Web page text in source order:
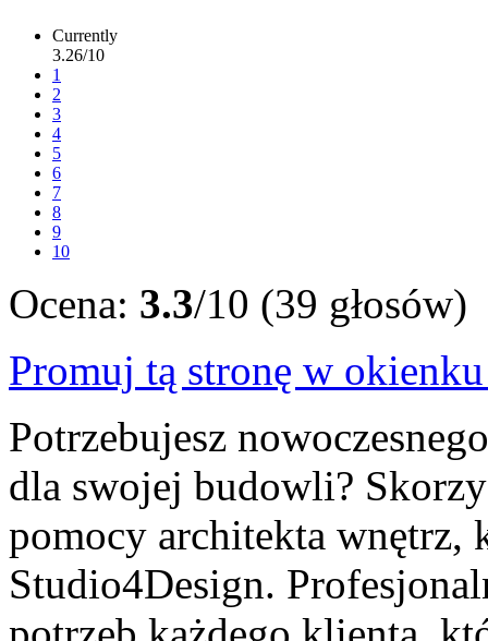
Currently
3.26/10
1
2
3
4
5
6
7
8
9
10
Ocena: 3.3/10 (39 głosów)
Promuj tą stronę w
Potrzebujesz
dla swojej budowli?
pomocy architekta wnętrz,
Studio4Design.